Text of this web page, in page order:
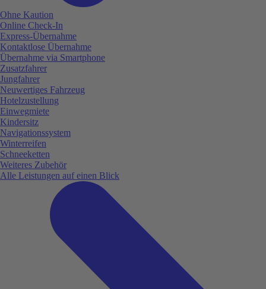
Ohne Kaution
Online Check-In
Express-Übernahme
Kontaktlose Übernahme
Übernahme via Smartphone
Zusatzfahrer
Jungfahrer
Neuwertiges Fahrzeug
Hotelzustellung
Einwegmiete
Kindersitz
Navigationssystem
Winterreifen
Schneeketten
Weiteres Zubehör
Alle Leistungen auf einen Blick